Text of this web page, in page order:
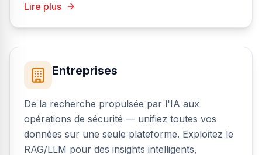
Lire plus
Entreprises
De la recherche propulsée par l'IA aux
opérations de sécurité — unifiez toutes vos
données sur une seule plateforme. Exploitez le
RAG/LLM pour des insights intelligents,